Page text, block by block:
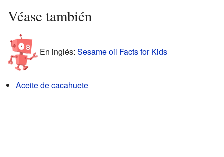
Véase también
En inglés: Sesame oil Facts for Kids
Aceite de cacahuete